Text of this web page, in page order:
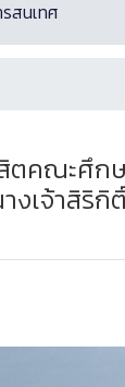
สนเทศ
ตคณะศึก
เจ้าสิริกิ